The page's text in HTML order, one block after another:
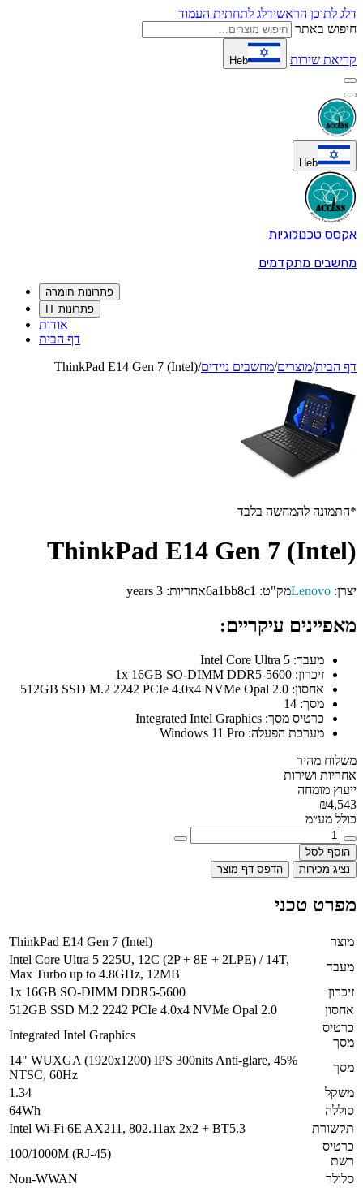
דלג לתוכן הראשידלג לתחתית העמוד
חיפוש באתר
קריאת שירות Heb
Heb
אקסס טכנולוגיות
מחשבים מתקדמים
פתרונות חומרה
פתרונות IT
אודות
דף הבית
דף הבית/מוצרים/מחשבים ניידים/
ThinkPad E14 Gen 7 (Intel)
*התמונה להמחשה בלבד
ThinkPad E14 Gen 7 (Intel)
יצרן: Lenovoמק"ט: 6a1bb8c1אחריות: 3 years
מאפיינים עיקריים:
מעבד:
זיכרון:
אחסון:
מסך:
כרטיס מסך:
מערכת הפעלה:
משלוח מהיר
אחריות ושירות
ייעוץ מומחה
₪4,543
כולל מע״מ
הוסף לסל
נציג מכירות
הדפס דף מוצר
מפרט טכני
מוצר
ThinkPad E14 Gen 7 (Intel)
מעבד
Intel Core Ultra 5 225U, 12C (2P + 8E + 2LPE) / 14T,
Max Turbo up to 4.8GHz, 12MB
זיכרון
1x 16GB SO-DIMM DDR5-5600
אחסון
512GB SSD M.2 2242 PCIe 4.0x4 NVMe Opal 2.0
כרטיס
מסך
Integrated Intel Graphics
מסך
14" WUXGA (1920x1200) IPS 300nits Anti-glare, 45%
NTSC, 60Hz
משקל
1.34
סוללה
64Wh
תקשורת
Intel Wi-Fi 6E AX211, 802.11ax 2x2 + BT5.3
כרטיס
רשת
100/1000M (RJ-45)
סלולר
Non-WWAN